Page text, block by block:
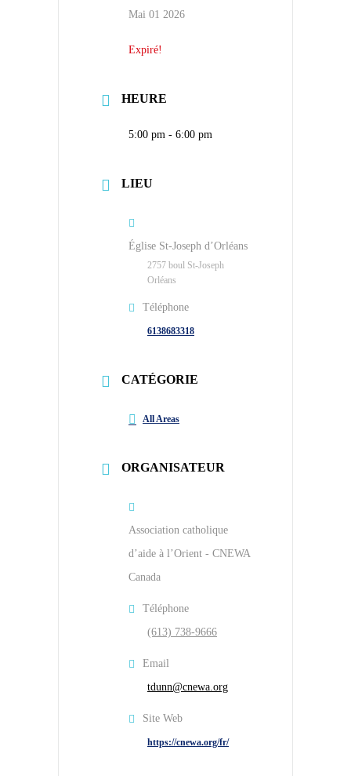
Mai 01 2026
Expiré!
HEURE
5:00 pm - 6:00 pm
LIEU
Église St-Joseph d’Orléans
2757 boul St-Joseph
Orléans
Téléphone
6138683318
CATÉGORIE
All Areas
ORGANISATEUR
Association catholique
d’aide à l’Orient - CNEWA
Canada
Téléphone
(613) 738-9666
Email
tdunn@cnewa.org
Site Web
https://cnewa.org/fr/